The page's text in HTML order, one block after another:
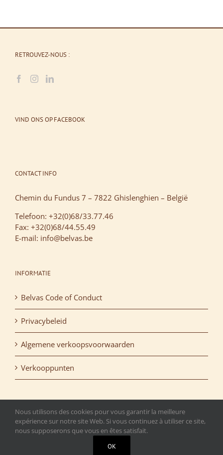
RETROUVEZ-NOUS :
VIND ONS OP FACEBOOK
CONTACT INFO
Chemin du Fundus 7 – 7822 Ghislenghien – België
Telefoon: +32(0)68/33.77.46
Fax: +32(0)68/44.55.49
E-mail: info@belvas.be
INFORMATIE
Belvas Code of Conduct
Privacybeleid
Algemene verkoopsvoorwaarden
Verkooppunten
0472.516.692
Nous utilisons des cookies pour vous garantir la meilleure
expérience sur notre site Web. Si vous continuez à utiliser ce site,
nous supposerons que vous en êtes satisfait.
OK